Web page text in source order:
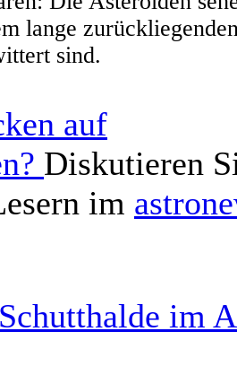
lange
sind.
auf
Diskutieren
im
im